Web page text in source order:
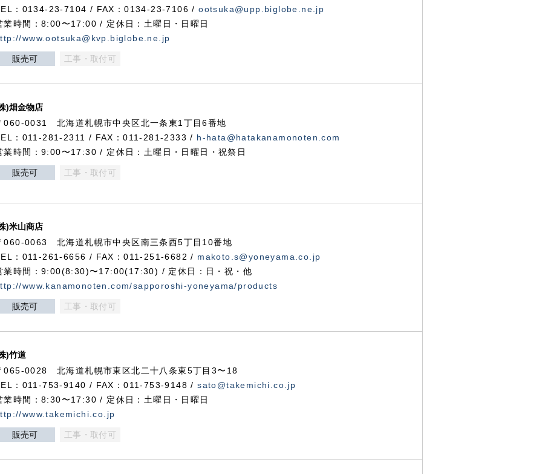
：0134-23-7104 / FAX：0134-23-7106 /ootsuka@upp.biglobe.ne.jp
業時間：8:00〜17:00 / 定休日：土曜日・日曜日
www.ootsuka@kvp.biglobe.ne.jp
販売可 工事・取付可
)畑金物店
060-0031 北海道札幌市中央区北一条東1丁目6番地
：011-281-2311 / FAX：011-281-2333 / h-hata@hatakanamonoten.com
業時間：9:00〜17:30 / 定休日：土曜日・日曜日・祝祭日
販売可 工事・取付可
)米山商店
060-0063 北海道札幌市中央区南三条西5丁目10番地
：011-261-6656 / FAX：011-251-6682 / makoto.s@yoneyama.co.jp
業時間：9:00(8:30)〜17:00(17:30) / 定休日：日・祝・他
www.kanamonoten.com/sapporoshi-yoneyama/products
販売可 工事・取付可
)竹道
065-0028 北海道札幌市東区北二十八条東5丁目3〜18
：011-753-9140 / FAX：011-753-9148 /sato@takemichi.co.jp
業時間：8:30〜17:30 / 定休日：土曜日・日曜日
www.takemichi.co.jp
販売可 工事・取付可